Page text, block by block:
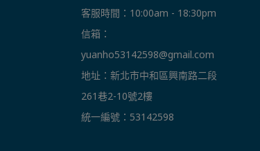
客服時間：10:00am - 18:30pm
信箱：
yuanho53142598@gmail.com
地址：新北市中和區興南路二段
261巷2-10號2樓
統一編號：53142598